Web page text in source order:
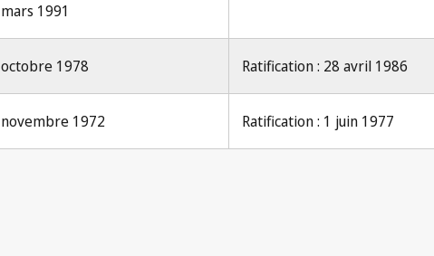
1991
1978 Ratification : 28 avril 1986
1972 Ratification : 1 juin 1977